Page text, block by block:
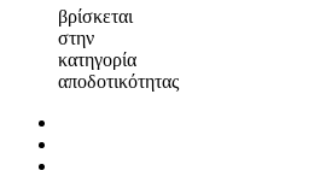
βρίσκεται
στην
κατηγορία
αποδοτικότητας